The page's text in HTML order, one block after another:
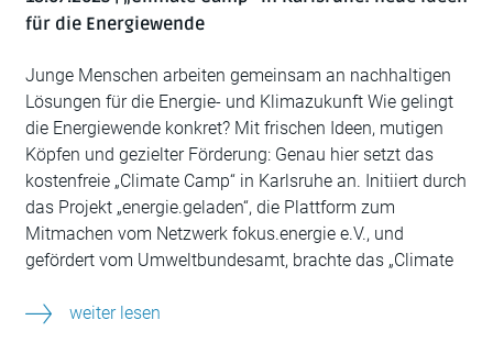
für die Energiewende
Junge Menschen arbeiten gemeinsam an nachhaltigen
Lösungen für die Energie- und Klimazukunft Wie gelingt
die Energiewende konkret? Mit frischen Ideen, mutigen
Köpfen und gezielter Förderung: Genau hier setzt das
kostenfreie „Climate Camp“ in Karlsruhe an. Initiiert durch
das Projekt „energie.geladen“, die Plattform zum
Mitmachen vom Netzwerk fokus.energie e.V., und
gefördert vom Umweltbundesamt, brachte das „Climate
weiter lesen